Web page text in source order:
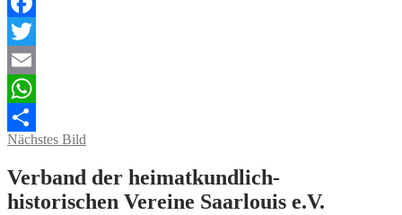
Facebook
Twitter
Email
WhatsApp
Teilen
Nächstes Bild
Verband der heimatkundlich-
historischen Vereine Saarlouis e.V.